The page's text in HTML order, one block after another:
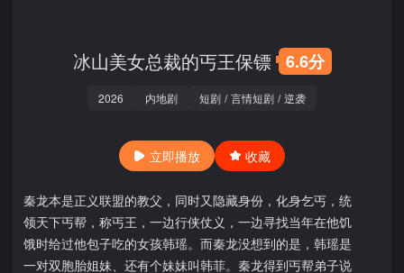
冰山美女总裁的丐王保镖 6.6分
2026 内地剧 短剧 / 言情短剧 / 逆袭
立即播放 收藏
秦龙本是正义联盟的教父，同时又隐藏身份，化身乞丐，统
领天下丐帮，称丐王，一边行侠仗义，一边寻找当年在他饥
饿时给过他包子吃的女孩韩瑶。而秦龙没想到的是，韩瑶是
一对双胞胎姐妹、还有个妹妹叫韩菲。秦龙得到丐帮弟子说